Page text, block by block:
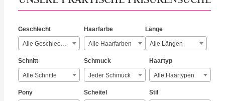
Geschlecht
Alle Geschlechter
Haarfarbe
Alle Haarfarben
Länge
Alle Längen
Schnitt
Alle Schnitte
Schmuck
Jeder Schmuck
Haartyp
Alle Haartypen
Pony Scheitel Stil